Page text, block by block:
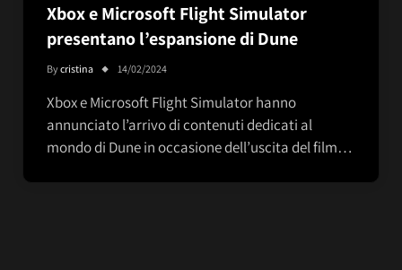
Xbox e Microsoft Flight Simulator
presentano l’espansione di Dune
Bycristina 14/02/2024
Xbox e Microsoft Flight Simulator hanno
annunciato l’arrivo di contenuti dedicati al
mondo di Dune in occasione dell’uscita del film…